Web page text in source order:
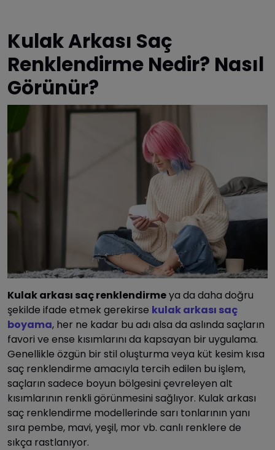
Kulak Arkası Saç
Renklendirme Nedir? Nasıl
Görünür?
Kulak arkası saç renklendirmeya da daha doğru
şekilde ifade etmek gerekirse kulak arkası saç
boyama, her ne kadar bu adı alsa da aslında saçların
favori ve ense kısımlarını da kapsayan bir uygulama.
Genellikle özgün bir stil oluşturma veya küt kesim kısa
saç renklendirme amacıyla tercih edilen bu işlem,
saçların sadece boyun bölgesini çevreleyen alt
kısımlarının renkli görünmesini sağlıyor. Kulak arkası
saç renklendirme modellerinde sarı tonlarının yanı
sıra pembe, mavi, yeşil, mor vb. canlı renklere de
sıkça rastlanıyor.